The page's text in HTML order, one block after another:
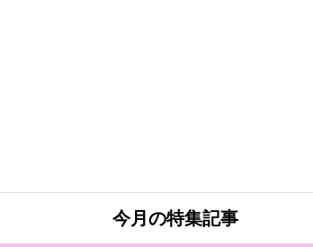
今月の特集記事